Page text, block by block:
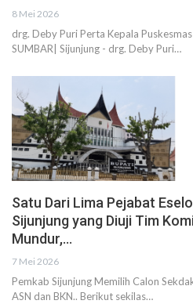
8 Mei 2026
drg. Deby Puri Perta Kepala Puskesmas
SUMBAR| Sijunjung - drg. Deby Puri…
Satu Dari Lima Pejabat
Sijunjung yang Diuji Tim
Mundur,…
7 Mei 2026
Pemkab Sijunjung Memilih Calon
ASN dan BKN.. Berikut sekilas…